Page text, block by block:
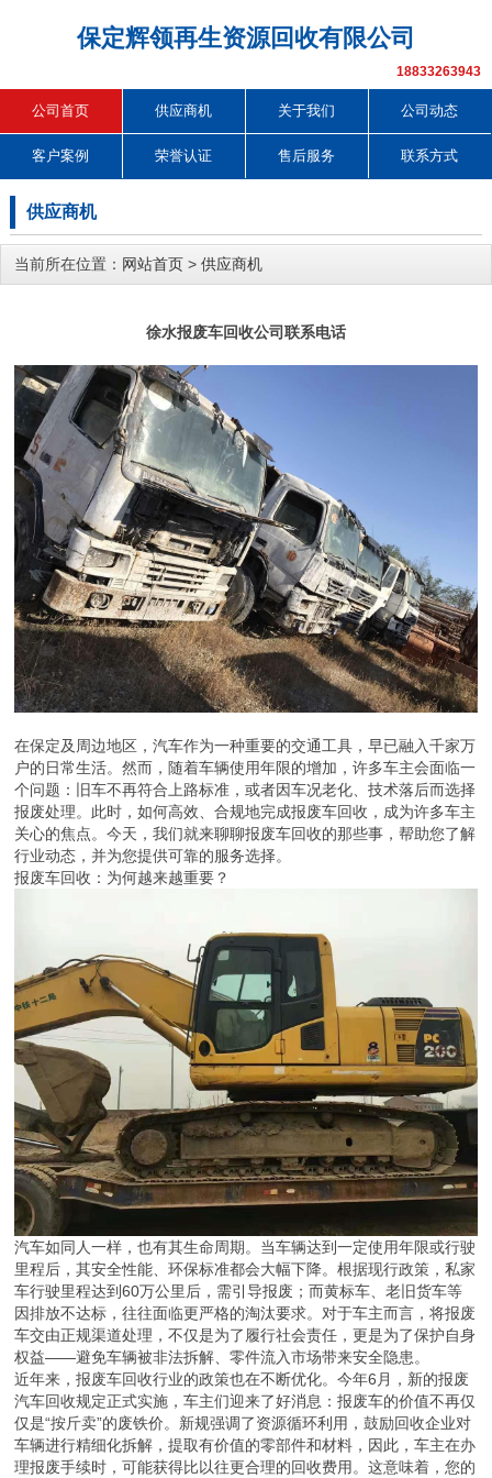
保定辉领再生资源回收有限公司
18833263943
公司首页 供应商机 关于我们 公司动态
客户案例 荣誉认证 售后服务 联系方式
供应商机
当前所在位置： 网站首页 > 供应商机
徐水报废车回收公司联系电话
在保定及周边地区，汽车作为一种重要的交通工具，早已融入千家万
户的日常生活。然而，随着车辆使用年限的增加，许多车主会面临一
个问题：旧车不再符合上路标准，或者因车况老化、技术落后而选择
报废处理。此时，如何高效、合规地完成报废车回收，成为许多车主
关心的焦点。今天，我们就来聊聊报废车回收的那些事，帮助您了解
行业动态，并为您提供可靠的服务选择。
报废车回收：为何越来越重要？
汽车如同人一样，也有其生命周期。当车辆达到一定使用年限或行驶
里程后，其安全性能、环保标准都会大幅下降。根据现行政策，私家
车行驶里程达到60万公里后，需引导报废；而黄标车、老旧货车等
因排放不达标，往往面临更严格的淘汰要求。对于车主而言，将报废
车交由正规渠道处理，不仅是为了履行社会责任，更是为了保护自身
权益——避免车辆被非法拆解、零件流入市场带来安全隐患。
近年来，报废车回收行业的政策也在不断优化。今年6月，新的报废
汽车回收规定正式实施，车主们迎来了好消息：报废车的价值不再仅
仅是“按斤卖”的废铁价。新规强调了资源循环利用，鼓励回收企业对
车辆进行精细化拆解，提取有价值的零部件和材料，因此，车主在办
理报废手续时，可能获得比以往更合理的回收费用。这意味着，您的